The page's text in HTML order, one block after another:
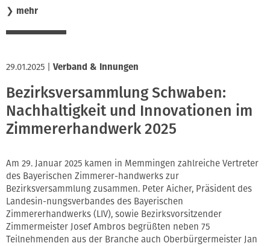
❯ mehr
29.01.2025 Verband & Innungen
Bezirksversammlung Schwaben:
Nachhaltigkeit und Innovationen im
Zimmererhandwerk 2025
Am 29. Januar 2025 kamen in Memmingen zahlreiche Vertreter
des Bayerischen Zimmerer-handwerks zur
Bezirksversammlung zusammen. Peter Aicher, Präsident des
Landesin-nungsverbandes des Bayerischen
Zimmererhandwerks (LIV), sowie Bezirksvorsitzender
Zimmermeister Josef Ambros begrüßten neben 75
Teilnehmenden aus der Branche auch Oberbürgermeister Jan